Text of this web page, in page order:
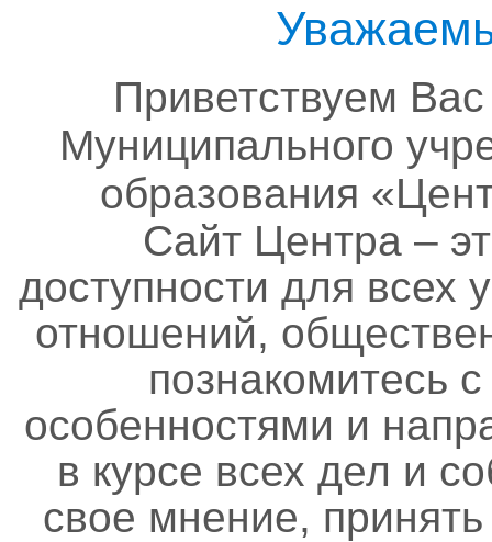
Приветствуем
Муниципального
образования
Сайт Центра –
доступности для всех
отношений,
познакомитесь
особенностями и
в курсе всех дел и
свое мнение,